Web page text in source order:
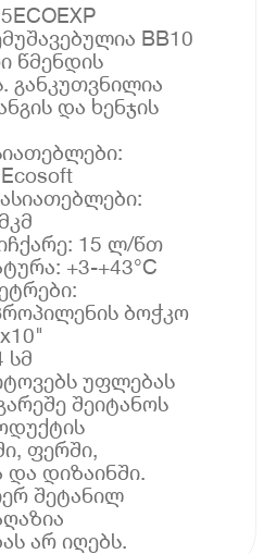
BB10
წმენდის
განკუთვნილია
და ხენჯის
15 ლ/წთ
+3-+43°C
ბოჭკო
სმ
უფლებას
შეიტანოს
ფერში,
და დიზაინში.
შეტანილ
არ იღებს.